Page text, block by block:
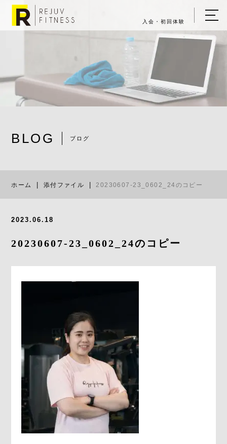
入会・初回体験
BLOG ブログ
ホーム 添付ファイル 20230607-23_0602_24のコピー
2023.06.18
20230607-23_0602_24のコピー
ホーム
キャンペーン情報
▼ REJUV FITNESSについて
店舗一覧
よくあるご質問
入会・初回体験はこちら